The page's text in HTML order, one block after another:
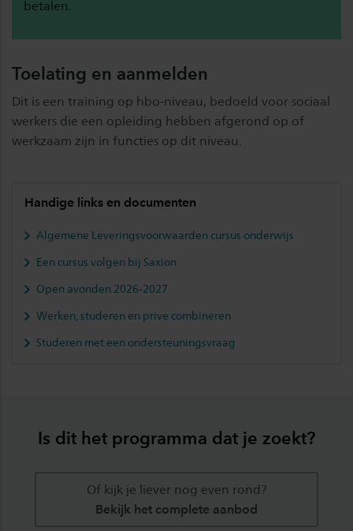
betalen.
Toelating en aanmelden
Dit is een training op hbo-niveau, bedoeld voor sociaal
werkers die een opleiding hebben afgerond op of
werkzaam zijn in functies op dit niveau.
Handige links en documenten
Algemene Leveringsvoorwaarden cursus onderwijs
Een cursus volgen bij Saxion
Open avonden 2026-2027
Werken, studeren en prive combineren
Studeren met een ondersteuningsvraag
Is dit het programma dat je zoekt?
Of kijk je liever nog even rond?
Bekijk het complete aanbod